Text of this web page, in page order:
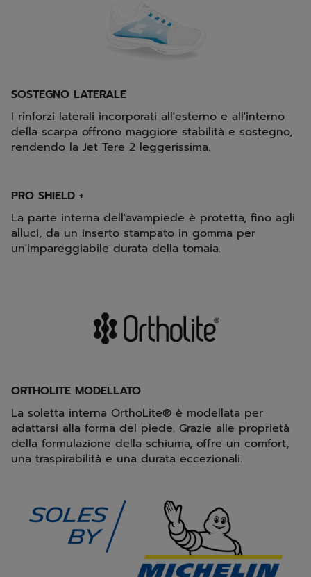
SOSTEGNO LATERALE
I rinforzi laterali incorporati all'esterno e all'interno
della scarpa offrono maggiore stabilità e sostegno,
rendendo la Jet Tere 2 leggerissima.
PRO SHIELD +
La parte interna dell'avampiede è protetta, fino agli
alluci, da un inserto stampato in gomma per
un'impareggiabile durata della tomaia.
ORTHOLITE MODELLATO
La soletta interna OrthoLite® è modellata per
adattarsi alla forma del piede. Grazie alle proprietà
della formulazione della schiuma, offre un comfort,
una traspirabilità e una durata eccezionali.